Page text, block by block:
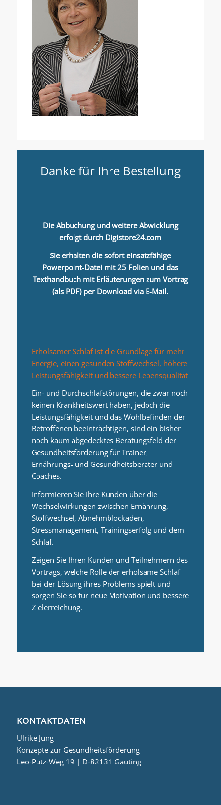
Danke für Ihre Bestellung
Die Abbuchung und weitere Abwicklung
erfolgt durch Digistore24.com
Sie erhalten die sofort einsatzfähige
Powerpoint-Datei mit 25 Folien und das
Texthandbuch mit Erläuterungen zum Vortrag
(als PDF) per Download via E-Mail.
Erholsamer Schlaf ist die Grundlage für mehr
Energie, einen gesunden Stoffwechsel, höhere
Leistungsfähigkeit und bessere Lebensqualität
Ein- und Durchschlafstörungen, die zwar noch
keinen Krankheitswert haben, jedoch die
Leistungsfähigkeit und das Wohlbefinden der
Betroffenen beeinträchtigen, sind ein bisher
noch kaum abgedecktes Beratungsfeld der
Gesundheitsförderung für Trainer,
Ernährungs- und Gesundheitsberater und
Coaches.
Informieren Sie Ihre Kunden über die
Wechselwirkungen zwischen Ernährung,
Stoffwechsel, Abnehmblockaden,
Stressmanagement, Trainingserfolg und dem
Schlaf.
Zeigen Sie Ihren Kunden und Teilnehmern des
Vortrags, welche Rolle der erholsame Schlaf
bei der Lösung ihres Problems spielt und
sorgen Sie so für neue Motivation und bessere
Zielerreichung.
KONTAKTDATEN
Ulrike Jung
Konzepte zur Gesundheitsförderung
Leo-Putz-Weg 19 | D-82131 Gauting